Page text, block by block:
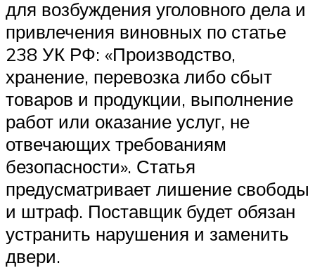
для возбуждения уголовного дела и
привлечения виновных по статье
238 УК РФ: «Производство,
хранение, перевозка либо сбыт
товаров и продукции, выполнение
работ или оказание услуг, не
отвечающих требованиям
безопасности». Статья
предусматривает лишение свободы
и штраф. Поставщик будет обязан
устранить нарушения и заменить
двери.